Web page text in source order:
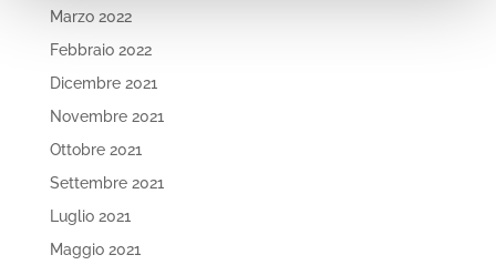
Marzo 2022
Febbraio 2022
Dicembre 2021
Novembre 2021
Ottobre 2021
Settembre 2021
Luglio 2021
Maggio 2021